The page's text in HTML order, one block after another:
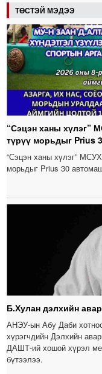
ТӨСТЭЙ МЭДЭЭ
“Сэцэн ханы хүлэг”
түрүү морьдыг Prius
“Сэцэн ханы хүлэг”
морьдыг Prius 30
Б.Хулан дэлхийн
АНЭУ-ын Абу Даби
хүрэгчдийн Дэлхийн
ДАШТ-ий хошой хүрэл
бүтээлээ.